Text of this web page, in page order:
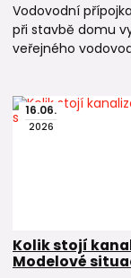
Vodovodní
při stavbě domu
veřejného
16.06.
2026
Kolik stojí
Modelové